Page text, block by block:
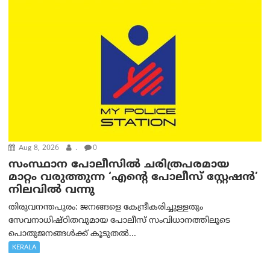
Aug 8, 2026 . 0
സംസ്ഥാന പോലീസിൽ ചരിത്രപരമായ
മാറ്റം വരുത്തുന്ന ‘എന്റെ പോലീസ് സ്റ്റേഷൻ’
നിലവില്‍ വന്നു
തിരുവനന്തപുരം: ജനങ്ങളെ കേന്ദ്രീകരിച്ചുള്ളതും
സേവനാധിഷ്ഠിതവുമായ പോലീസ് സംവിധാനത്തിലൂടെ
പൊതുജനങ്ങൾക്ക് കൂടുതൽ...
KERALA